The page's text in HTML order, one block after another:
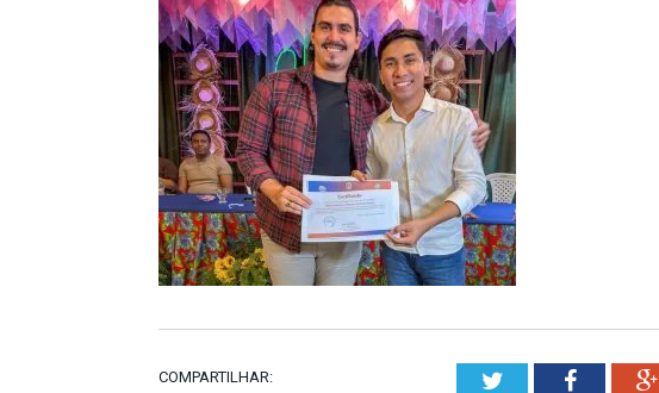
COMPARTILHAR: TwitterFacebook